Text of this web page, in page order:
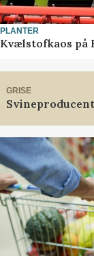
PLANTER
Kvælstofkaos på
GRISE